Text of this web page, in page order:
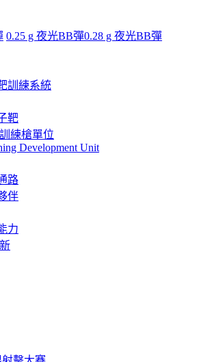
0.25 g 夜光BB彈0.28 g 夜光BB彈
訓練系統
靶
練槍單位
Development Unit
路
伴
力